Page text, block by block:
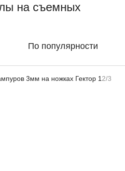
на съемных
По популярности